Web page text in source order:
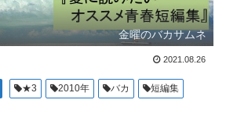
金曜のバカサムネ
2021.08.26
★3 2010年 バカ
短編集